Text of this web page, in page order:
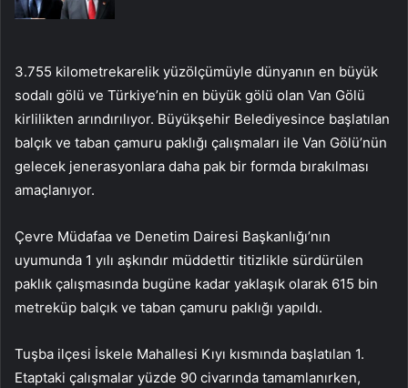
3.755 kilometrekarelik yüzölçümüyle dünyanın en büyük
sodalı gölü ve Türkiye’nin en büyük gölü olan Van Gölü
kirlilikten arındırılıyor. Büyükşehir Belediyesince başlatılan
balçık ve taban çamuru paklığı çalışmaları ile Van Gölü’nün
gelecek jenerasyonlara daha pak bir formda bırakılması
amaçlanıyor.
Çevre Müdafaa ve Denetim Dairesi Başkanlığı’nın
uyumunda 1 yılı aşkındır müddettir titizlikle sürdürülen
paklık çalışmasında bugüne kadar yaklaşık olarak 615 bin
metreküp balçık ve taban çamuru paklığı yapıldı.
Tuşba ilçesi İskele Mahallesi Kıyı kısmında başlatılan 1.
Etaptaki çalışmalar yüzde 90 civarında tamamlanırken,